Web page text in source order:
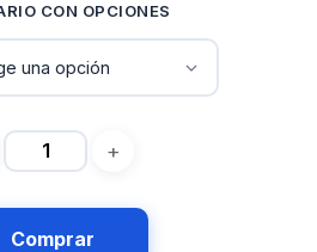
120€
CON OPCIONES
Comprar